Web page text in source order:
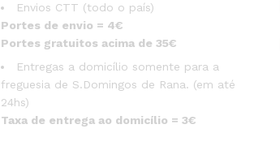
Envios CTT (todo o país)
Portes de envio = 4€
Portes gratuitos acima de 35€
Entregas a domicílio somente para a
freguesia de S.Domingos de Rana. (em até
24hs)
Taxa de entrega ao domicílio = 3€